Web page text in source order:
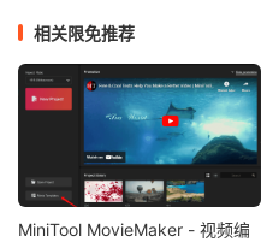
相关限免推荐
MiniTool MovieMaker - 视频编